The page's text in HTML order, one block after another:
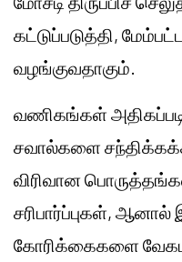
கட்டுப்படுத்தி,
வழங்குவதாகும்.
வணிகங்கள்
சவால்களை
விரிவான
சரிபார்ப்புகள்,
கோரிக்கைகளை